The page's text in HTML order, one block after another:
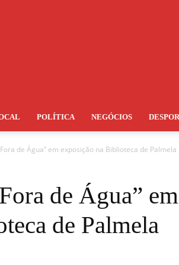
POLÍTICA NEGÓCIOS
de Água” em exposição na Biblioteca de Palmela
de Água” em
de Palmela